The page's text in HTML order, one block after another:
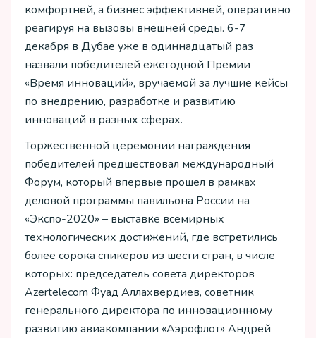
комфортней, а бизнес эффективней, оперативно
реагируя на вызовы внешней среды. 6-7
декабря в Дубае уже в одиннадцатый раз
назвали победителей ежегодной Премии
«Время инноваций», вручаемой за лучшие кейсы
по внедрению, разработке и развитию
инноваций в разных сферах.
Торжественной церемонии награждения
победителей предшествовал международный
Форум, который впервые прошел в рамках
деловой программы павильона России на
«Экспо-2020» – выставке всемирных
технологических достижений, где встретились
более сорока спикеров из шести стран, в числе
которых: председатель совета директоров
Azertelecom Фуад Аллахвердиев, советник
генерального директора по инновационному
развитию авиакомпании «Аэрофлот» Андрей